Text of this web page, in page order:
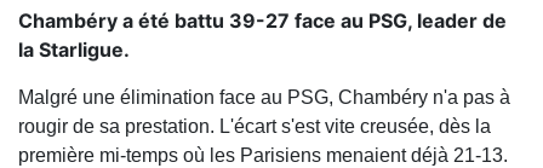
Chambéry a été battu 39-27 face au PSG, leader de
la Starligue.
Malgré une élimination face au PSG, Chambéry n'a pas à
rougir de sa prestation. L'écart s'est vite creusée, dès la
première mi-temps où les Parisiens menaient déjà 21-13.